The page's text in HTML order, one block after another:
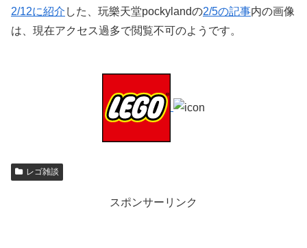
2/12に紹介 した、玩樂天堂pockylandの2/5の記事内の画像
は、現在アクセス過多で閲覧不可のようです。
レゴ雑談
スポンサーリンク